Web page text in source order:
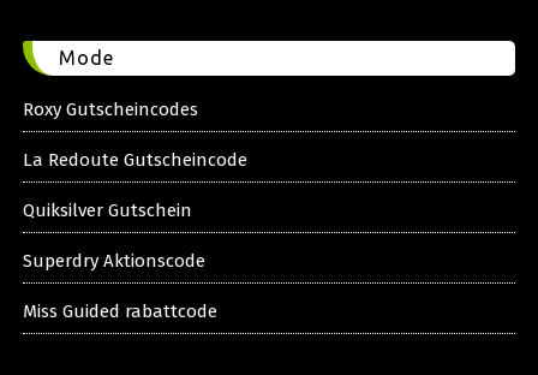
Mode
Roxy Gutscheincodes
La Redoute Gutscheincode
Quiksilver Gutschein
Superdry Aktionscode
Miss Guided rabattcode